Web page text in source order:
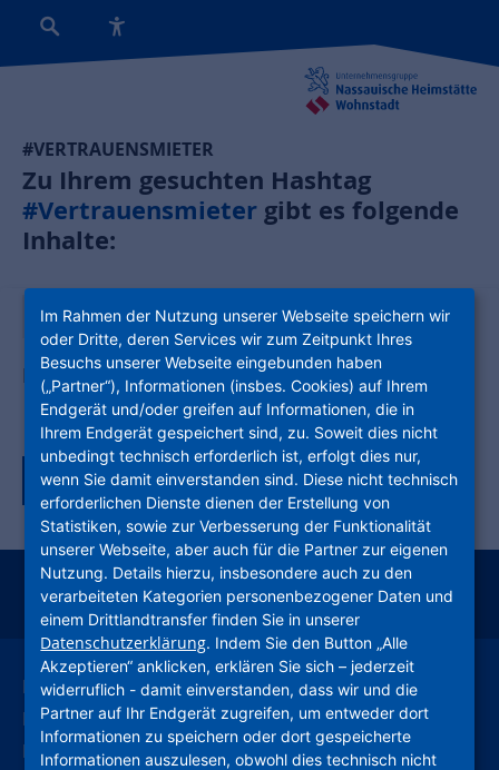
#VERTRAUENSMIETER
Zu Ihrem gesuchten Hashtag
#Vertrauensmieter gibt es folgende
Inhalte:
News:
Freundlich im Zweier-Pack
Zurück zur Tagübersicht
instagramfacebookyoutubelinkedinkununu
xing
Leichte Sprache
Deutsche Gebärdensprache
Kontakt
Im Rahmen der Nutzung unserer Webseite speichern wir
oder Dritte, deren Services wir zum Zeitpunkt Ihres
Besuchs unserer Webseite eingebunden haben
(„Partner“), Informationen (insbes. Cookies) auf Ihrem
Endgerät und/oder greifen auf Informationen, die in
Ihrem Endgerät gespeichert sind, zu. Soweit dies nicht
unbedingt technisch erforderlich ist, erfolgt dies nur,
wenn Sie damit einverstanden sind. Diese nicht technisch
erforderlichen Dienste dienen der Erstellung von
Statistiken, sowie zur Verbesserung der Funktionalität
unserer Webseite, aber auch für die Partner zur eigenen
Nutzung. Details hierzu, insbesondere auch zu den
verarbeiteten Kategorien personenbezogener Daten und
einem Drittlandtransfer finden Sie in unserer
Datenschutzerklärung. Indem Sie den Button „Alle
Akzeptieren“ anklicken, erklären Sie sich – jederzeit
widerruflich - damit einverstanden, dass wir und die
Partner auf Ihr Endgerät zugreifen, um entweder dort
Informationen zu speichern oder dort gespeicherte
Informationen auszulesen, obwohl dies technisch nicht